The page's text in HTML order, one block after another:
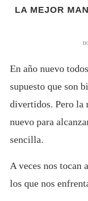
LA MEJOR
En año nuevo
supuesto que son
divertidos. Pero la
nuevo para
sencilla.
A veces nos tocan
los que nos